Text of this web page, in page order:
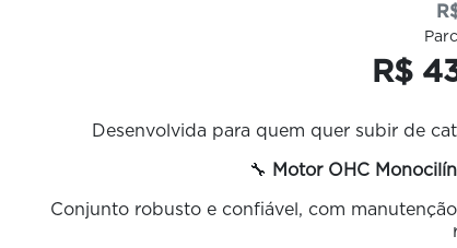
R$
Desenvolvida para quem quer subir de
🔧 Motor OHC
Conjunto robusto e confiável, com